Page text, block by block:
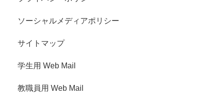
ソーシャルメディアポリシー
サイトマップ
学生用 Web Mail
教職員用 Web Mail